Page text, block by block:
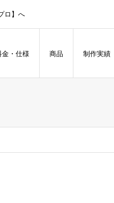
ロ】へ
金・仕様 商品 制作実績